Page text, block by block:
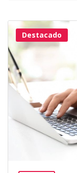
Destacado